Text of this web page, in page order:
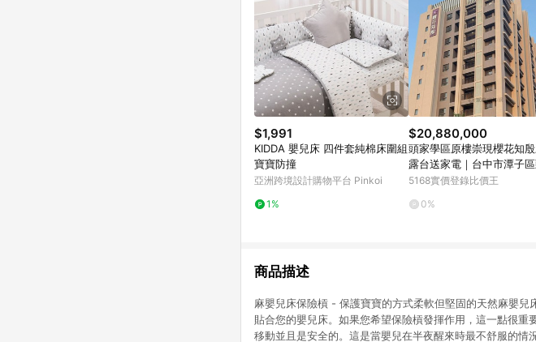
$1,991
KIDDA 嬰兒床 四件套純棉床圍組
寶寶防撞
亞洲跨境設計購物平台 Pinkoi
1%
$20,880,000
頭家學區原樓崇現櫻花知
露台送家電｜台中市潭子區
路
5168實價登錄比價王
0%
商品描述
麻嬰兒床保險槓 - 保護寶寶的方式柔軟但堅固的天然麻嬰
貼合您的嬰兒床。如果您希望保險槓發揮作用，這一點很
移動並且是安全的。這是當嬰兒在半夜醒來時最不舒服的